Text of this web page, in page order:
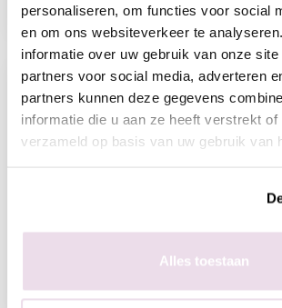
personaliseren, om functies voor social
en om ons websiteverkeer te
informatie over uw gebruik van onze site
partners voor social media, adverteren
partners kunnen deze gegevens
informatie die u aan ze heeft verstrekt of
verzameld op basis van uw gebruik van
Alles toestaan
op de kaart gezet...
In deze step by step tutorial laten we je
delen daarbij 4 ideeën voor...